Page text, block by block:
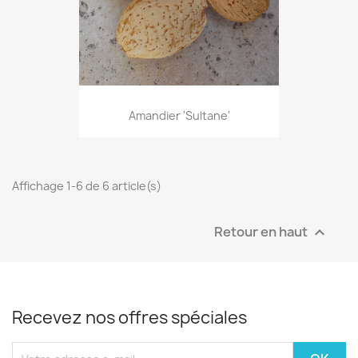
Amandier 'Sultane'
Affichage 1-6 de 6 article(s)
Retour en haut 
Recevez nos offres spéciales